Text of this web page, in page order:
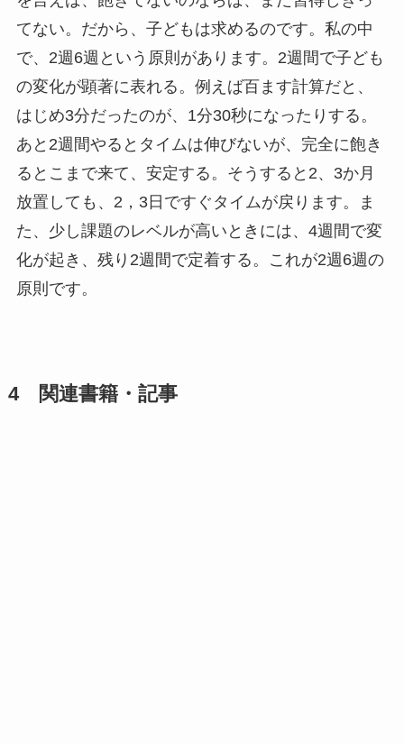
てない。だから、子どもは求めるのです。私の中
で、2週6週という原則があります。2週間で子ども
の変化が顕著に表れる。例えば百ます計算だと、
はじめ3分だったのが、1分30秒になったりする。
あと2週間やるとタイムは伸びないが、完全に飽き
るとこまで来て、安定する。そうすると2、3か月
放置しても、2，3日ですぐタイムが戻ります。ま
た、少し課題のレベルが高いときには、4週間で変
化が起き、残り2週間で定着する。これが2週6週の
原則です。
4 関連書籍・記事